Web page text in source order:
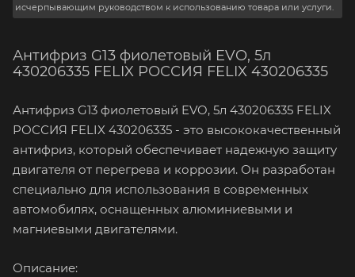
исчерпывающим руководством к использованию товара или услуги.
Антифриз G13 фиолетовый EVO, 5л
430206335 FELIX РОССИЯ FELIX 430206335
Антифриз G13 фиолетовый EVO, 5л 430206335 FELIX
РОССИЯ FELIX 430206335 - это высококачественный
антифриз, который обеспечивает надежную защиту
двигателя от перегрева и коррозии. Он разработан
специально для использования в современных
автомобилях, оснащенных алюминиевыми и
магниевыми двигателями.
Описание: